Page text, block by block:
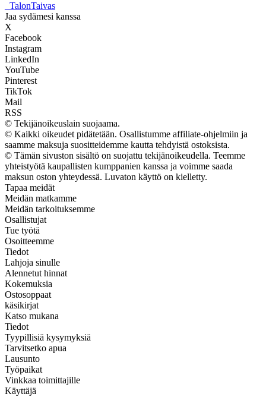
TalonTaivas
Jaa sydämesi kanssa
X
Facebook
Instagram
LinkedIn
YouTube
Pinterest
TikTok
Mail
RSS
© Tekijänoikeuslain suojaama.
© Kaikki oikeudet pidätetään. Osallistumme affiliate-ohjelmiin ja
saamme maksuja suositteidemme kautta tehdyistä ostoksista.
© Tämän sivuston sisältö on suojattu tekijänoikeudella. Teemme
yhteistyötä kaupallisten kumppanien kanssa ja voimme saada
maksun oston yhteydessä. Luvaton käyttö on kielletty.
Tapaa meidät
Meidän matkamme
Meidän tarkoituksemme
Osallistujat
Tue työtä
Osoitteemme
Tiedot
Lahjoja sinulle
Alennetut hinnat
Kokemuksia
Ostosoppaat
käsikirjat
Katso mukana
Tiedot
Tyypillisiä kysymyksiä
Tarvitsetko apua
Lausunto
Työpaikat
Vinkkaa toimittajille
Käyttäjä